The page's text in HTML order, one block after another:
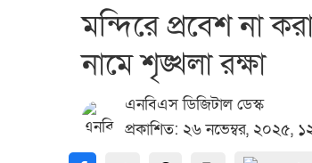
মন্দিরে প্রবেশ না
নামে শৃঙ্খলা রক্ষা
এনবিএস ডিজিটাল ডেস্ক
প্রকাশিত: ২৬ নভেম্বর, ২০২৫,